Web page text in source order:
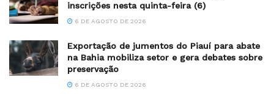
inscrições nesta quinta-feira (6)
6 DE AGOSTO DE 2026
Exportação de jumentos do Piauí para abate
na Bahia mobiliza setor e gera debates sobre
preservação
6 DE AGOSTO DE 2026